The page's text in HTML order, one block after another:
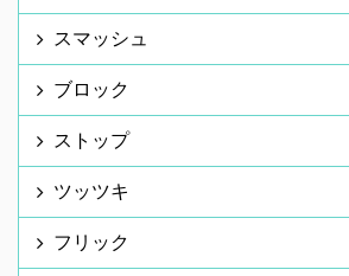
スマッシュ
ブロック
ストップ
ツッツキ
フリック